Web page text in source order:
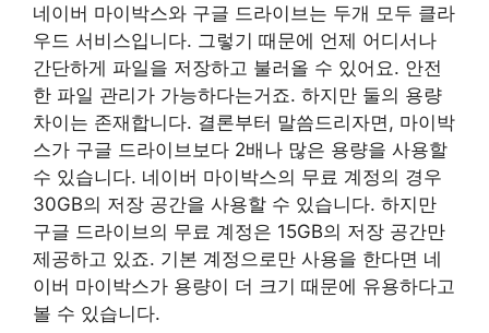
네이버 마이박스와 구글 드라이브는 두개 모두 클라
우드 서비스입니다. 그렇기 때문에 언제 어디서나
간단하게 파일을 저장하고 불러올 수 있어요. 안전
한 파일 관리가 가능하다는거죠. 하지만 둘의 용량
차이는 존재합니다. 결론부터 말씀드리자면, 마이박
스가 구글 드라이브보다 2배나 많은 용량을 사용할
수 있습니다. 네이버 마이박스의 무료 계정의 경우
30GB의 저장 공간을 사용할 수 있습니다. 하지만
구글 드라이브의 무료 계정은 15GB의 저장 공간만
제공하고 있죠. 기본 계정으로만 사용을 한다면 네
이버 마이박스가 용량이 더 크기 때문에 유용하다고
볼 수 있습니다.